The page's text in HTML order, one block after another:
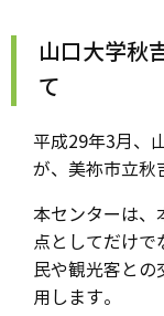
山口大学秋
て
平成29年3月、
が、美祢市立秋
本センターは、
点としてだけで
民や観光客との
用します。